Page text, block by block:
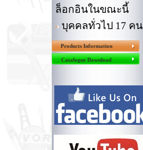
ล็อกอินในขณะนี้
บุคคลทั่วไป 17 คน
Products Information
Catalogue Download